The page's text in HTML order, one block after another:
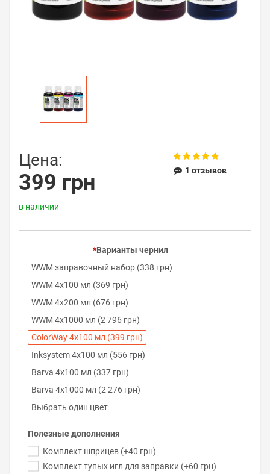
Цена:
399 грн
в наличии
1 отзывов
Варианты чернил
WWM заправочный набор (338 грн)
WWM 4х100 мл (369 грн)
WWM 4х200 мл (676 грн)
WWM 4х1000 мл (2 796 грн)
ColorWay 4х100 мл (399 грн)
Inksystem 4х100 мл (556 грн)
Barva 4х100 мл (337 грн)
Barva 4х1000 мл (2 276 грн)
Выбрать один цвет
Полезные дополнения
Комплект шприцев (+40 грн)
Комплект тупых игл для заправки (+60 грн)